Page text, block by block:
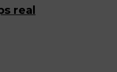
real